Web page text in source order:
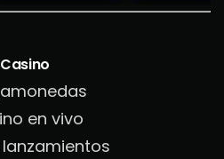
Casino
en vivo
lanzamientos